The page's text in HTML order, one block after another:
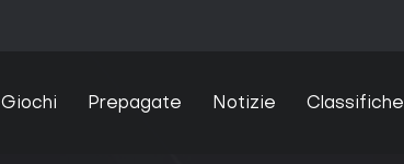
Giochi Prepagate Notizie Classifiche